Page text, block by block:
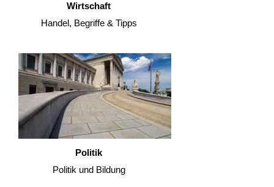
Wirtschaft
Handel, Begriffe & Tipps
Politik
Politik und Bildung